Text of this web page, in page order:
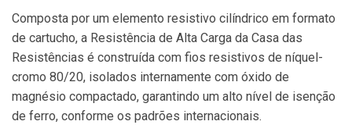
Composta por um elemento resistivo cilíndrico em formato
de cartucho, a Resistência de Alta Carga da Casa das
Resistências é construída com fios resistivos de níquel-
cromo 80/20, isolados internamente com óxido de
magnésio compactado, garantindo um alto nível de isenção
de ferro, conforme os padrões internacionais.